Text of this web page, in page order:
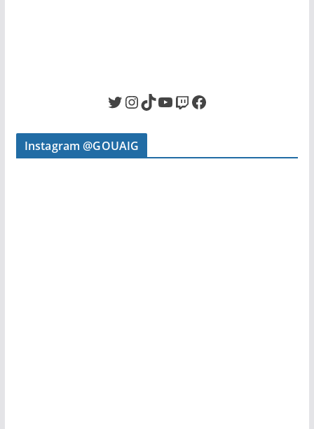
Twitter InstagramTikTok YouTube Twitch Facebook
Instagram @GOUAIG